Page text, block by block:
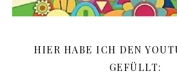
HIER HABE ICH DEN
GEFÜLLT: